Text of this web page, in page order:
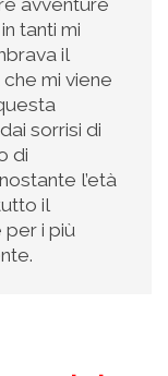
tanti mi
il
mi viene
sorrisi di
di
l’età
il
i più